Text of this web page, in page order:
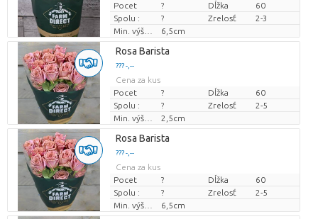
Pocet
? Dĺžka
60
Spolu :
? Zrelosť
2-3
Min. výška kvetných pukov
6,5cm
Rosa Barista
??? -,--
Cena za kus
Pocet
? Dĺžka
60
Spolu :
? Zrelosť
2-5
Min. výška kvetných pukov
2,5cm
Rosa Barista
??? -,--
Cena za kus
Pocet
? Dĺžka
60
Spolu :
? Zrelosť
2-5
Min. výška kvetných pukov
6,5cm